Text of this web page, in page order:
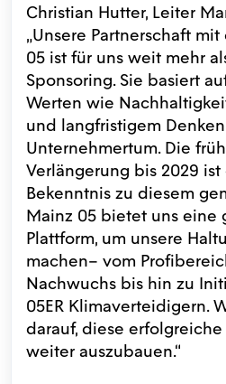
Christian Hutter, Leiter
„Unsere Partnerschaft mit
05 ist für uns weit mehr
Sponsoring. Sie basiert
Werten wie
und langfristigem
Unternehmertum. Die
Verlängerung bis 2029 ist
Bekenntnis zu diesem
Mainz 05 bietet uns eine
Plattform, um unsere
machen– vom
Nachwuchs bis hin zu
05ER Klimaverteidigern.
darauf, diese
weiter auszubauen.“